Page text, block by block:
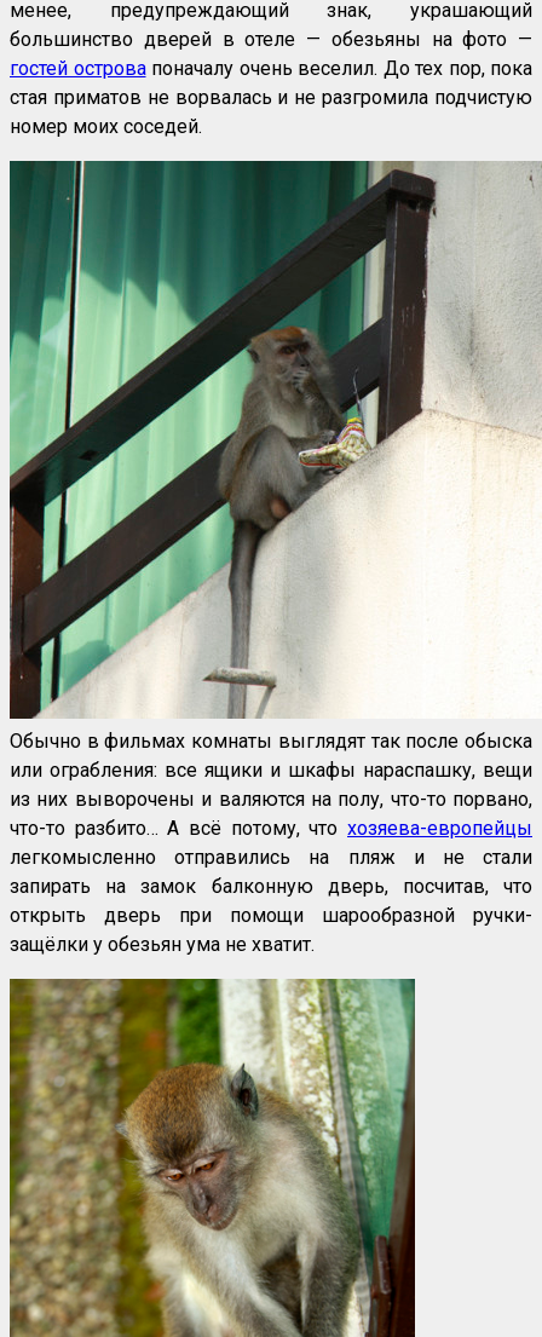
менее, предупреждающий знак, украшающий
большинство дверей в отеле — обезьяны на фото —
гостей островапоначалу очень веселил. До тех пор, пока
стая приматов не ворвалась и не разгромила подчистую
номер моих соседей.
Обычно в фильмах комнаты выглядят так после обыска
или ограбления: все ящики и шкафы нараспашку, вещи
из них выворочены и валяются на полу, что-то порвано,
что-то разбито… А всё потому, что хозяева-европейцы
легкомысленно отправились на пляж и не стали
запирать на замок балконную дверь, посчитав, что
открыть дверь при помощи шарообразной ручки-
защёлки у обезьян ума не хватит.